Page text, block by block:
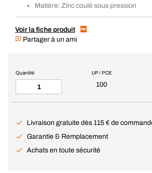
Matière: Zinc coulé sous pression
Voir la fiche produit
Partager à un ami
UP / PCE
100
Quantité
Livraison gratuite dès 115 € de
Garantie & Remplacement
Achats en toute sécurité